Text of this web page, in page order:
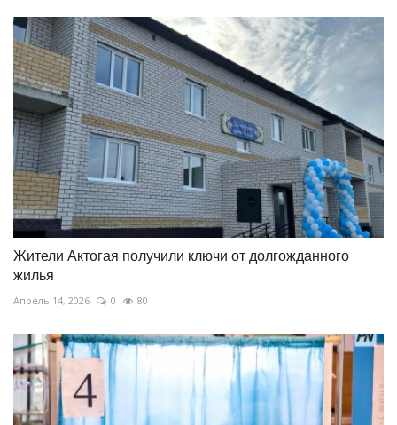
Жители Актогая получили ключи от долгожданного
жилья
Апрель 14, 2026 0 80